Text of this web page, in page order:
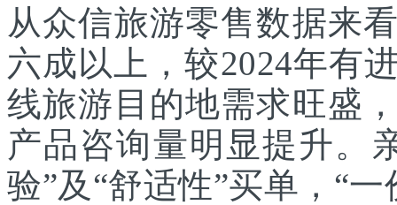
从众信旅游零售数据来
六成以上，较2024年有
线旅游目的地需求旺盛
产品咨询量明显提升。
验”及“舒适性”买单，“